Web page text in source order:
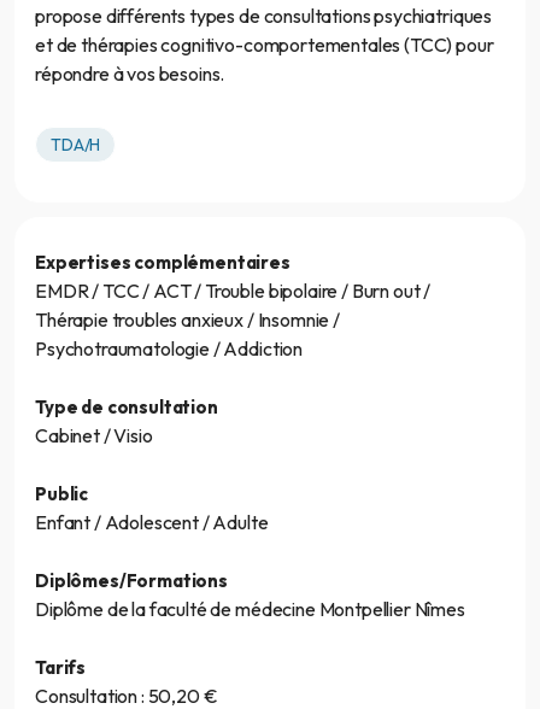
propose différents types de consultations psychiatriques
et de thérapies cognitivo-comportementales (TCC) pour
répondre à vos besoins.
TDA/H
Expertises complémentaires
EMDR / TCC / ACT / Trouble bipolaire / Burn out /
Thérapie troubles anxieux / Insomnie /
Psychotraumatologie / Addiction
Type de consultation
Cabinet / Visio
Public
Enfant / Adolescent / Adulte
Diplômes/Formations
Diplôme de la faculté de médecine Montpellier Nîmes
Tarifs
Consultation : 50,20 €